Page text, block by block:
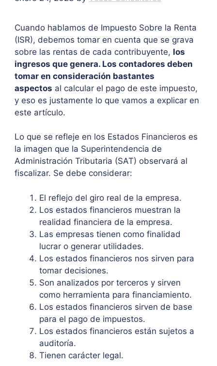
Cuando hablamos de Impuesto Sobre la Renta
(ISR), debemos tomar en cuenta que se grava
sobre las rentas de cada contribuyente, los
ingresos que genera. Los contadores deben
tomar en consideración bastantes
aspectos al calcular el pago de este impuesto,
y eso es justamente lo que vamos a explicar en
este artículo.
Lo que se refleje en los Estados Financieros es
la imagen que la Superintendencia de
Administración Tributaria (SAT) observará al
fiscalizar. Se debe considerar:
El reflejo del giro real de la empresa.
Los estados financieros muestran la
realidad financiera de la empresa.
Las empresas tienen como finalidad
lucrar o generar utilidades.
Los estados financieros nos sirven para
tomar decisiones.
Son analizados por terceros y sirven
como herramienta para financiamiento.
Los estados financieros sirven de base
para el pago de impuestos.
Los estados financieros están sujetos a
auditoría.
Tienen carácter legal.